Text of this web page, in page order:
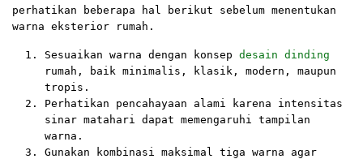
perhatikan beberapa hal berikut sebelum menentukan
warna eksterior rumah.
Sesuaikan warna dengan konsep desain dinding
rumah, baik minimalis, klasik, modern, maupun
tropis.
Perhatikan pencahayaan alami karena intensitas
sinar matahari dapat memengaruhi tampilan
warna.
Gunakan kombinasi maksimal tiga warna agar